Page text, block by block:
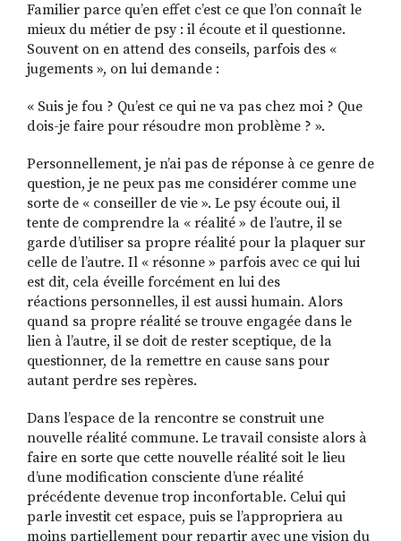
FACEBOOKINSTAGRAM
LINKEDINYOUTUBE
Familier parce qu’en effet c’est ce que l’on connaît le
mieux du métier de psy : il écoute et il questionne.
Souvent on en attend des conseils, parfois des «
jugements », on lui demande :
« Suis je fou ? Qu’est ce qui ne va pas chez moi ? Que
dois-je faire pour résoudre mon problème ? ».
Personnellement, je n’ai pas de réponse à ce genre de
question, je ne peux pas me considérer comme une
sorte de « conseiller de vie ». Le psy écoute oui, il
tente de comprendre la « réalité » de l’autre, il se
garde d’utiliser sa propre réalité pour la plaquer sur
celle de l’autre. Il « résonne » parfois avec ce qui lui
est dit, cela éveille forcément en lui des
réactions personnelles, il est aussi humain. Alors
quand sa propre réalité se trouve engagée dans le
lien à l’autre, il se doit de rester sceptique, de la
questionner, de la remettre en cause sans pour
autant perdre ses repères.
Dans l’espace de la rencontre se construit une
nouvelle réalité commune. Le travail consiste alors à
faire en sorte que cette nouvelle réalité soit le lieu
d’une modification consciente d’une réalité
précédente devenue trop inconfortable. Celui qui
parle investit cet espace, puis se l’appropriera au
moins partiellement pour repartir avec une vision du